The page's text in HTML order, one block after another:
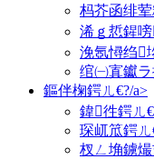
杩芥函绯
浠ｇ悊鍟嗙
浼氬憳绉
绾㈠寘钀
鏂伴椈鍔ㄦ€?/a>
鍏徃鍔ㄦ
琛屼笟鍔ㄦ
杈ㄥ埆鐪